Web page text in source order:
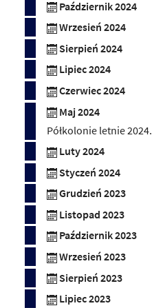
Październik 2024
Wrzesień 2024
Sierpień 2024
Lipiec 2024
Czerwiec 2024
Maj 2024
Półkolonie letnie 2024.
Luty 2024
Styczeń 2024
Grudzień 2023
Listopad 2023
Październik 2023
Wrzesień 2023
Sierpień 2023
Lipiec 2023